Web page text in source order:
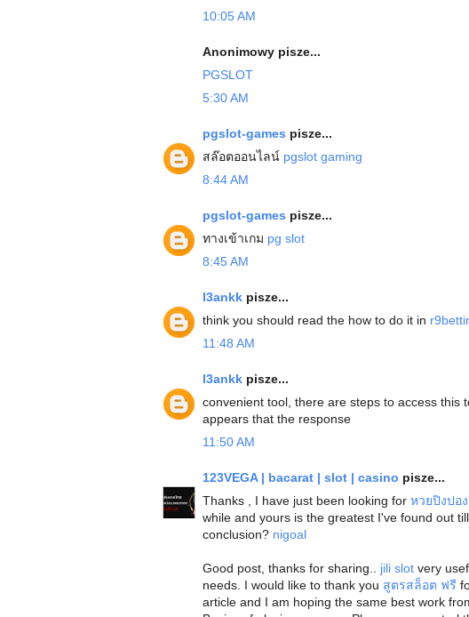
10:05 AM
Anonimowy pisze...
PGSLOT
5:30 AM
pgslot-games pisze...
สล๊อตออนไลน์ pgslot gaming
8:44 AM
pgslot-games pisze...
ทางเข้าเกม pg slot
8:45 AM
l3ankk pisze...
think you should read the how to do it in
11:48 AM
l3ankk pisze...
convenient tool, there are steps to access this
appears that the response
11:50 AM
123VEGA | bacarat | slot | casino pisze...
Thanks , I have just been looking for หวยปิงปอง
while and yours is the greatest I've found out
conclusion? nigoal
Good post, thanks for sharing.. jili slot very
needs. I would like to thank you สูตรสล็อต ฟรี
article and I am hoping the same best work